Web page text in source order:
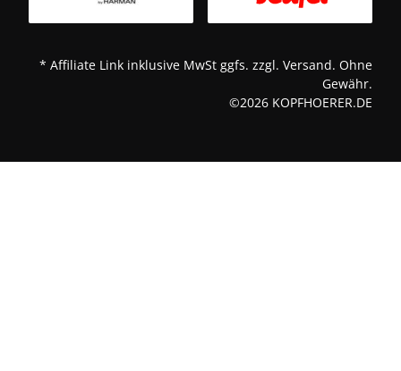
* Affiliate Link inklusive MwSt ggfs. zzgl. Versand. Ohne
Gewähr.
©2026 KOPFHOERER.DE